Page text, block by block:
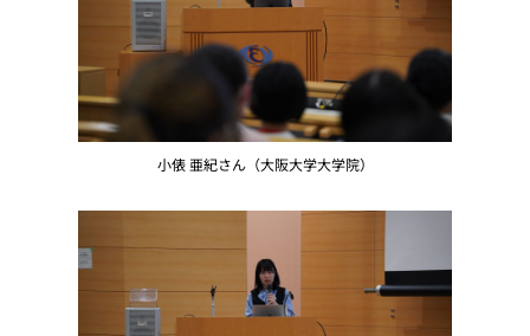
小俵 亜紀さん（大阪大学大学院）